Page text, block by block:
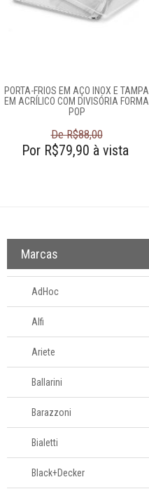
Acessórios
cereais
Escorredores de
Formas de gelo
Fruteiras
Pia
Porta-detergente
Porta-
guardanapos
Porta-ovos
Porta-pão
Porta-papel
Porta-talheres
Porta-utensílios
Potes para
mantimentos
Pratos para bolo
PORTA-FRIOS EM AÇO INOX E TAMPA
EM ACRÍLICO COM DIVISÓRIA FORMA
POP
De R$88,00
Por R$79,90 à vista
Marcas
AdHoc
Alfi
Ariete
Ballarini
Barazzoni
Bialetti
Black+Decker